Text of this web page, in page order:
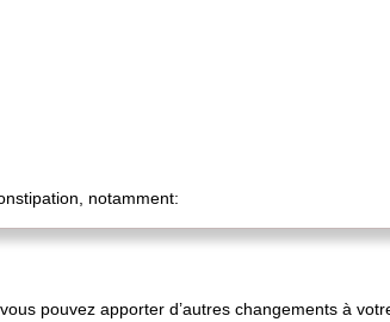
notamment:
pouvez apporter d’autres changements à